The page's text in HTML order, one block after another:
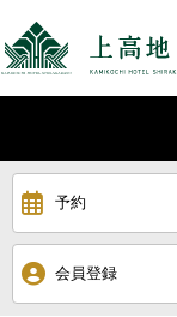
予約
会員登録